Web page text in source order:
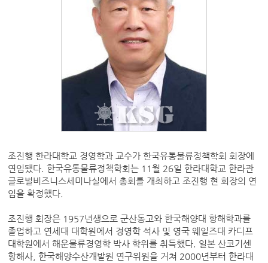
조진행 한라대학교 경영학과 교수가 한국유통물류정책학회 회장에
연임됐다. 한국유통물류정책학회는 11월 26일 한라대학교 한라관
글로벌비즈니스세미나실에서 총회를 개최하고 조진행 현 회장의 연
임을 확정했다.
조진행 회장은 1957년생으로 군산동고와 한국해양대 항해학과를
졸업하고 연세대 대학원에서 경영학 석사 및 영국 웨일즈대 카디프
대학원에서 해운물류경영학 박사 학위를 취득했다. 일본 산코기센
항해사, 한국해양수산개발원 연구위원을 거쳐 2000년부터 한라대